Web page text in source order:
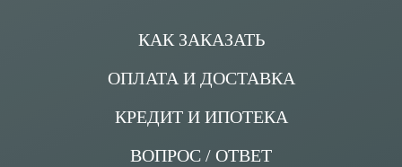
КАК ЗАКАЗАТЬ
ОПЛАТА И ДОСТАВКА
КРЕДИТ И ИПОТЕКА
ВОПРОС / ОТВЕТ